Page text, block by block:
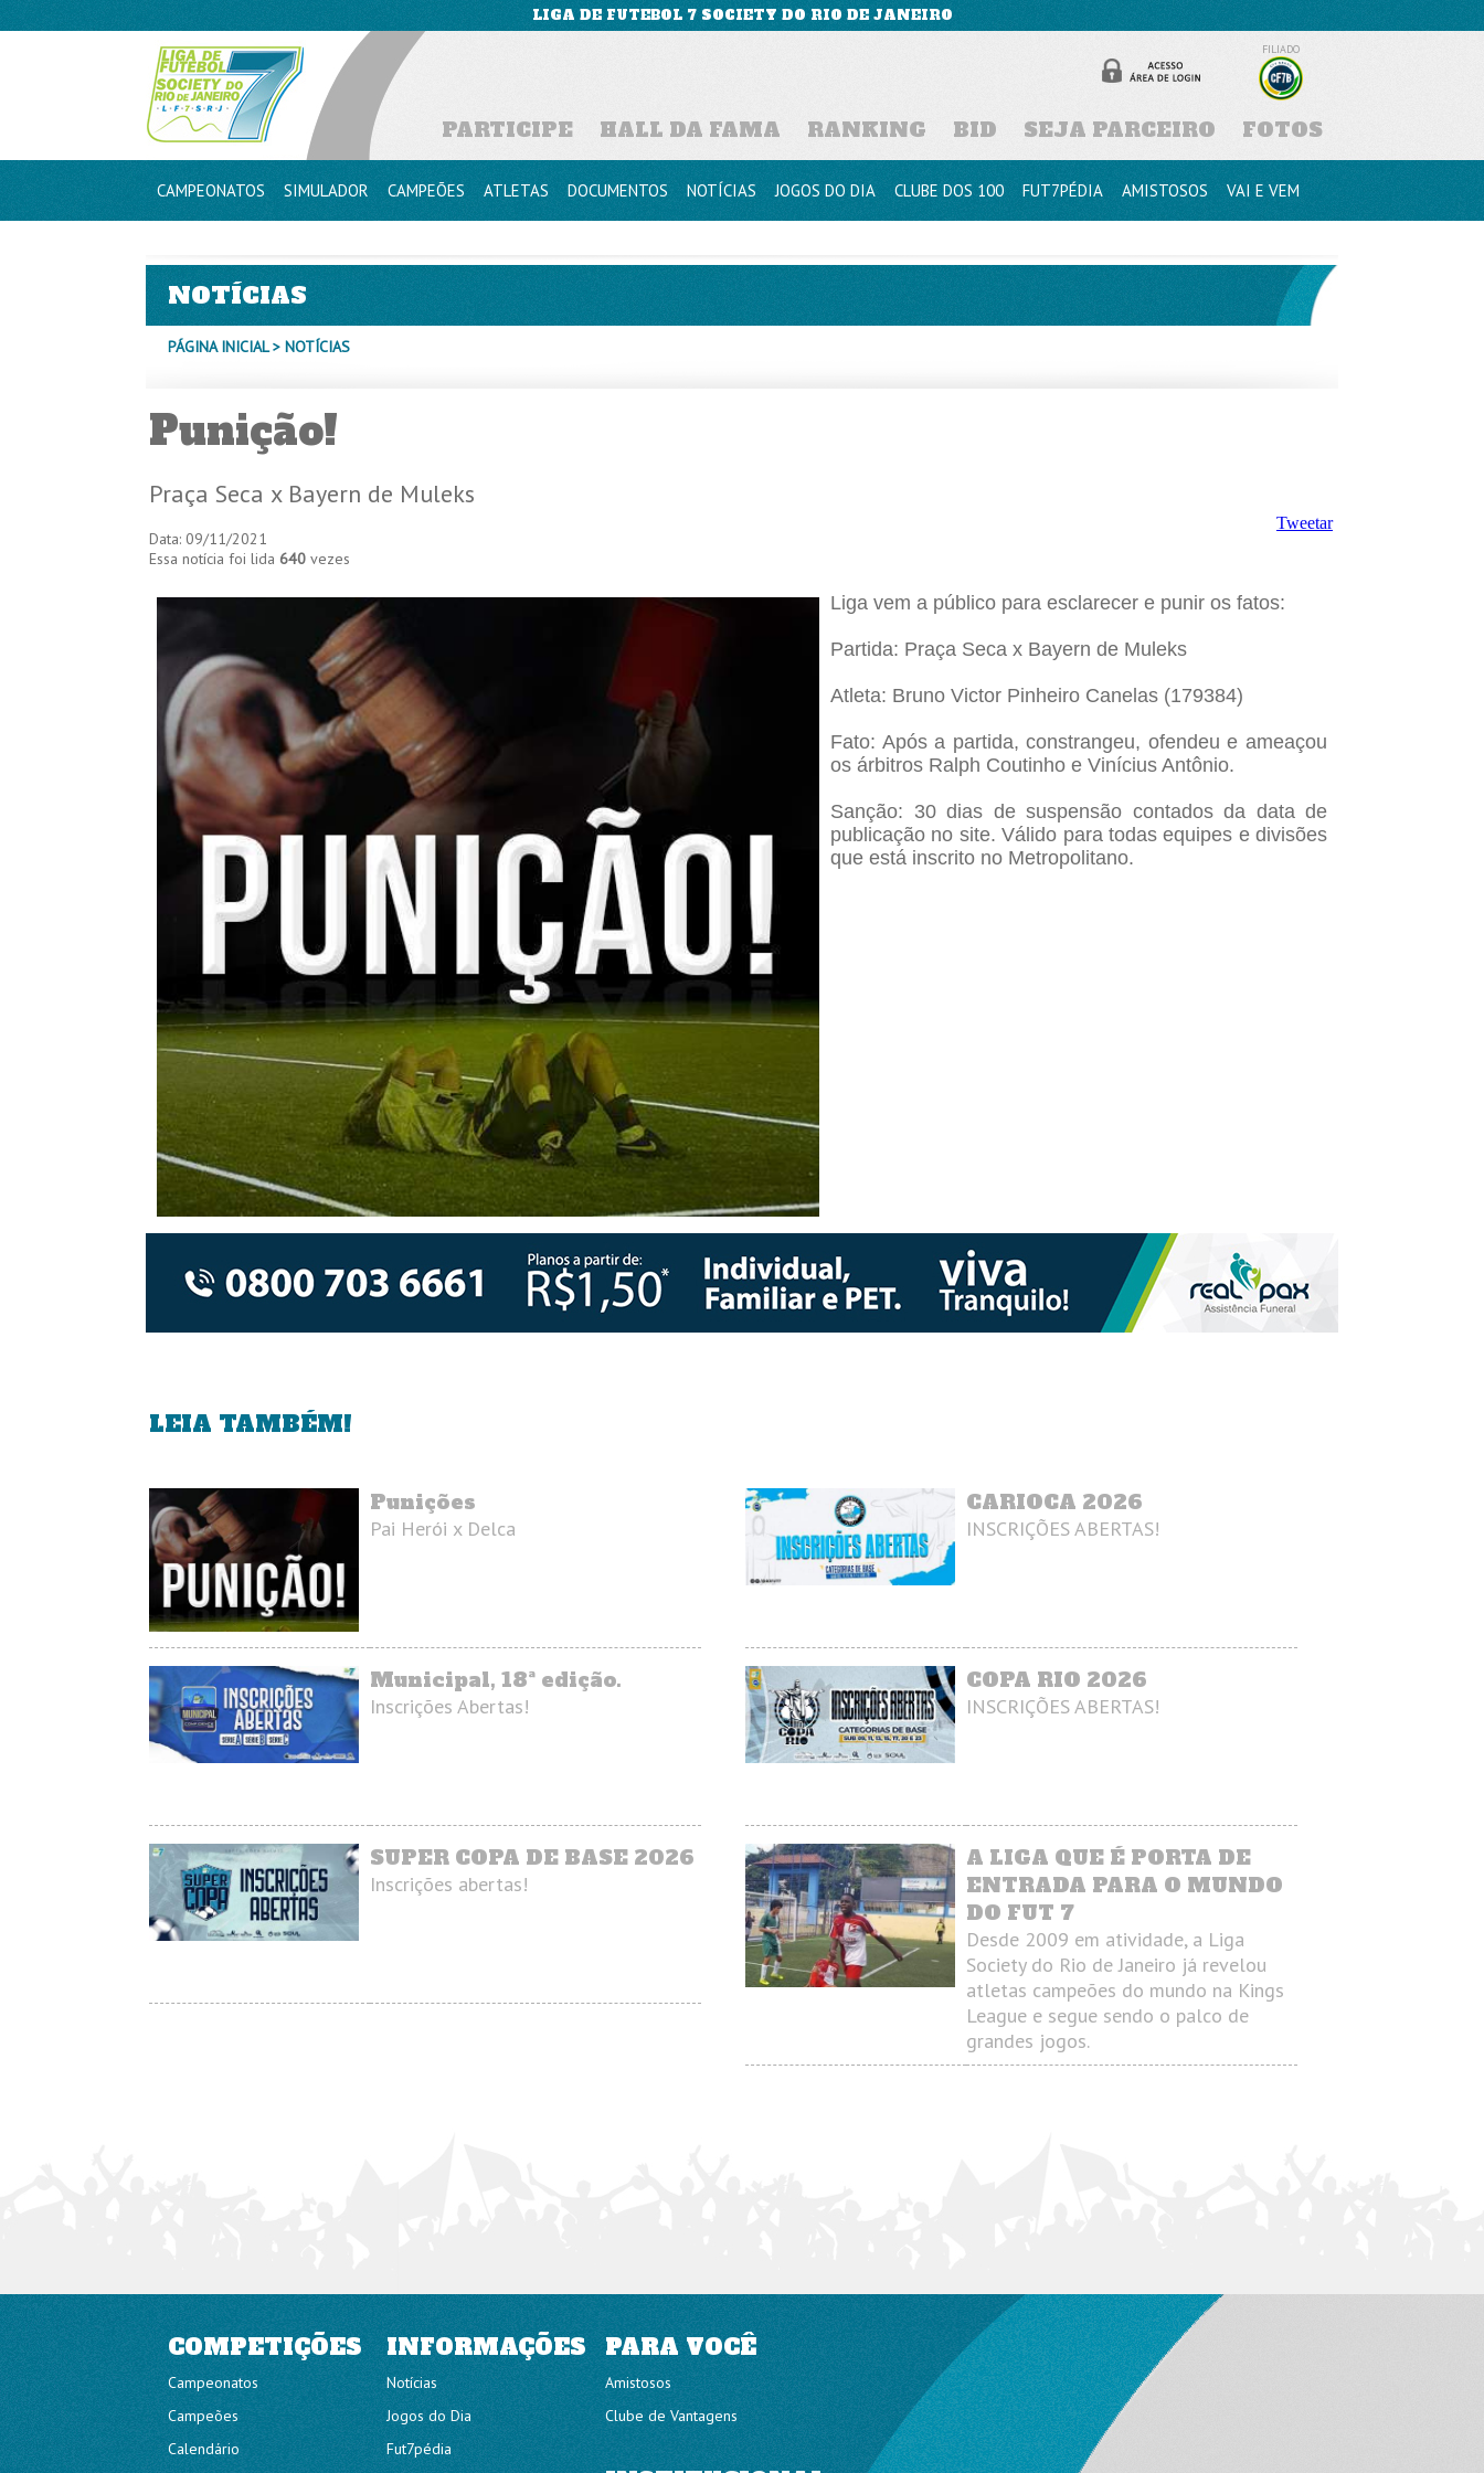
LIGA DE FUTEBOL 7 SOCIETY DO RIO DE JANEIRO
FILIADO
PARTICIPE HALL DA FAMA RANKING BID SEJA PARCEIRO FOTOS
CAMPEONATOS SIMULADOR CAMPEÕES ATLETAS DOCUMENTOS NOTÍCIAS JOGOS DO DIA CLUBE DOS 100 FUT7PÉDIA AMISTOSOS VAI E VEM
NOTÍCIAS
PÁGINA INICIAL> NOTÍCIAS
Punição!
Praça Seca x Bayern de Muleks
Data: 09/11/2021
Essa notícia foi lida 640 vezes
Tweetar
Liga vem a público para esclarecer e punir os fatos:
Partida: Praça Seca x Bayern de Muleks
Atleta: Bruno Victor Pinheiro Canelas (179384)
Fato: Após a partida, constrangeu, ofendeu e ameaçou
os árbitros Ralph Coutinho e Vinícius Antônio.
Sanção: 30 dias de suspensão contados da data de
publicação no site. Válido para todas equipes e divisões
que está inscrito no Metropolitano.
LEIA TAMBÉM!
Punições
Pai Herói x Delca
CARIOCA 2026
INSCRIÇÕES ABERTAS!
Municipal, 18ª edição.
Inscrições Abertas!
COPA RIO 2026
INSCRIÇÕES ABERTAS!
SUPER COPA DE BASE 2026
Inscrições abertas!
A LIGA QUE É PORTA DE
ENTRADA PARA O MUNDO
DO FUT 7
Desde 2009 em atividade, a Liga
Society do Rio de Janeiro já revelou
atletas campeões do mundo na Kings
League e segue sendo o palco de
grandes jogos.
COMPETIÇÕES INFORMAÇÕES PARA VOCÊ
Campeonatos
Campeões
Calendário
Notícias
Jogos do Dia
Fut7pédia
Amistosos
Clube de Vantagens